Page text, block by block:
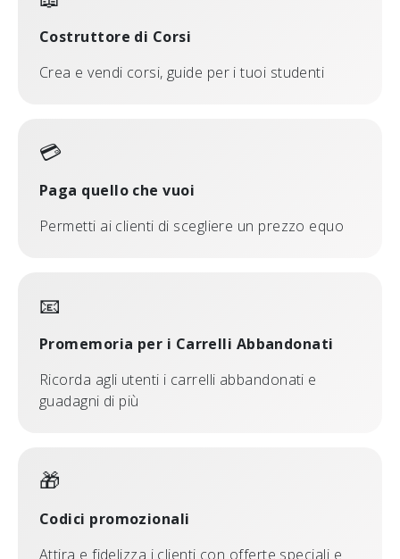
Costruttore di Corsi
Crea e vendi corsi, guide per i tuoi studenti
💳
Paga quello che vuoi
Permetti ai clienti di scegliere un prezzo equo
📧
Promemoria per i Carrelli Abbandonati
Ricorda agli utenti i carrelli abbandonati e
guadagni di più
🎁
Codici promozionali
Attira e fidelizza i clienti con offerte speciali e